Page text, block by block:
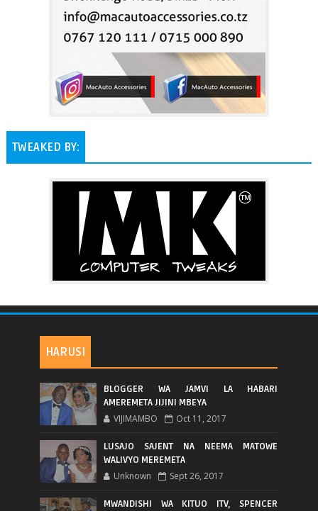
TWEAKED BY:
HARUSI
BLOGGER WA JAMVI LA HABARI
AMEREMETA JIJINI MBEYA
VIJIMAMBO Oct 11, 2017
LUSAJO SAJENT NA NEEMA MATOWE
WALIVYO MEREMETA
Unknown Sept 26, 2017
MWANDISHI WA KITUO ITV, SPENCER